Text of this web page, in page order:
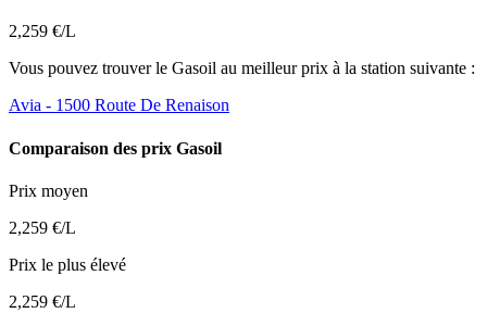
2,259 €/L
Vous pouvez trouver le Gasoil au meilleur prix à la station suivante :
Avia - 1500 Route De Renaison
Comparaison des prix Gasoil
Prix moyen
2,259 €/L
Prix le plus élevé
2,259 €/L